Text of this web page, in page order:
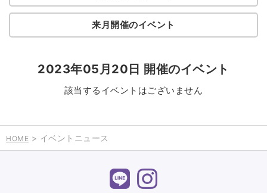
来月開催のイベント
2023年05月20日 開催のイベント
該当するイベントはございません
HOME > イベントニュース